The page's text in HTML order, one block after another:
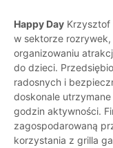
Happy Day Krzysztof
w sektorze
organizowaniu
do dzieci.
radosnych i
doskonale
godzin aktywności.
zagospodarowaną
korzystania z grilla